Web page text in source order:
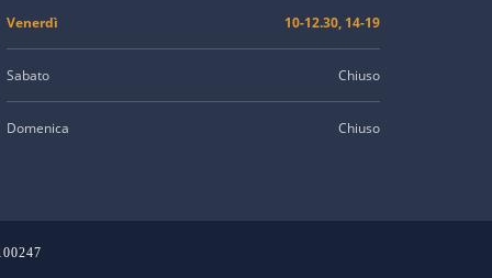
Venerdì 10-12.30, 14-19
Sabato Chiuso
Domenica Chiuso